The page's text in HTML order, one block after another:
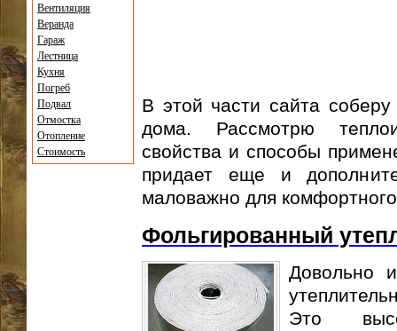
В этой части сайта
дома. Рассмотрю
свойства и способы
придает еще и
маловажно для
Фольгированный
Довольно
Это
Вентиляция
Веранда
Гараж
Лестница
Кухня
Погреб
Подвал
Отмостка
Отопление
Стоимость